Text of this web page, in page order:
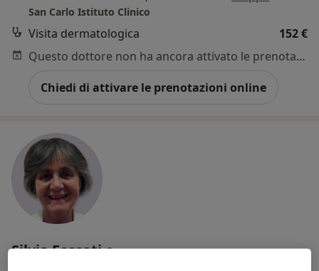
San Carlo Istituto Clinico
Visita dermatologica
152 €
Questo dottore non ha ancora attivato le prenotazioni online presso questo indirizzo.
Chiedi di attivare le prenotazioni online
Silvia Fossati